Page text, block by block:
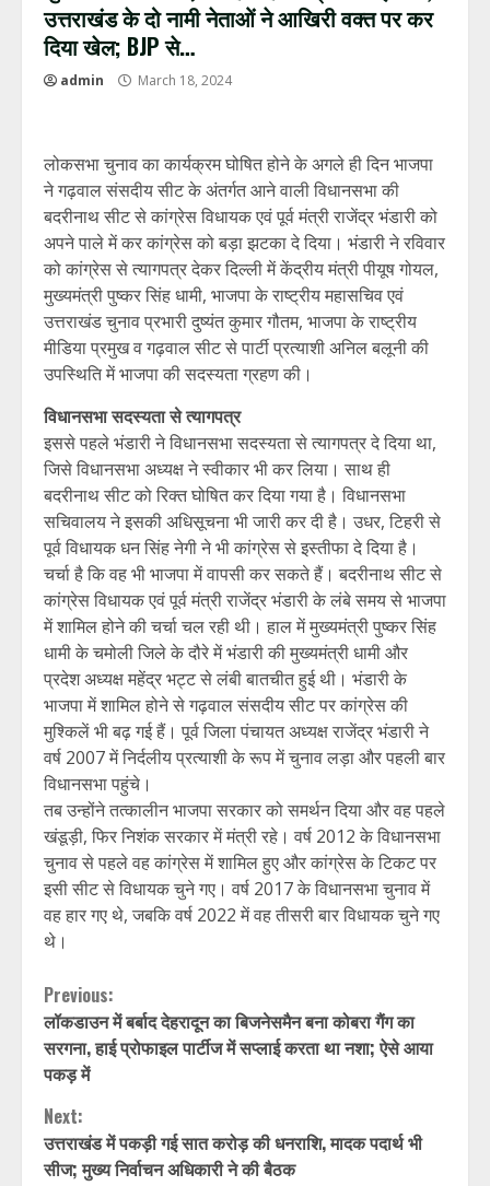
उत्तराखंड के दो नामी नेताओं ने आखिरी वक्त पर कर
दिया खेल; BJP से…
admin March 18, 2024
लोकसभा चुनाव का कार्यक्रम घोषित होने के अगले ही दिन भाजपा
ने गढ़वाल संसदीय सीट के अंतर्गत आने वाली विधानसभा की
बदरीनाथ सीट से कांग्रेस विधायक एवं पूर्व मंत्री राजेंद्र भंडारी को
अपने पाले में कर कांग्रेस को बड़ा झटका दे दिया। भंडारी ने रविवार
को कांग्रेस से त्यागपत्र देकर दिल्ली में केंद्रीय मंत्री पीयूष गोयल,
मुख्यमंत्री पुष्कर सिंह धामी, भाजपा के राष्ट्रीय महासचिव एवं
उत्तराखंड चुनाव प्रभारी दुष्यंत कुमार गौतम, भाजपा के राष्ट्रीय
मीडिया प्रमुख व गढ़वाल सीट से पार्टी प्रत्याशी अनिल बलूनी की
उपस्थिति में भाजपा की सदस्यता ग्रहण की।
विधानसभा सदस्यता से त्यागपत्र
इससे पहले भंडारी ने विधानसभा सदस्यता से त्यागपत्र दे दिया था,
जिसे विधानसभा अध्यक्ष ने स्वीकार भी कर लिया। साथ ही
बदरीनाथ सीट को रिक्त घोषित कर दिया गया है। विधानसभा
सचिवालय ने इसकी अधिसूचना भी जारी कर दी है। उधर, टिहरी से
पूर्व विधायक धन सिंह नेगी ने भी कांग्रेस से इस्तीफा दे दिया है।
चर्चा है कि वह भी भाजपा में वापसी कर सकते हैं। बदरीनाथ सीट से
कांग्रेस विधायक एवं पूर्व मंत्री राजेंद्र भंडारी के लंबे समय से भाजपा
में शामिल होने की चर्चा चल रही थी। हाल में मुख्यमंत्री पुष्कर सिंह
धामी के चमोली जिले के दौरे में भंडारी की मुख्यमंत्री धामी और
प्रदेश अध्यक्ष महेंद्र भट्ट से लंबी बातचीत हुई थी। भंडारी के
भाजपा में शामिल होने से गढ़वाल संसदीय सीट पर कांग्रेस की
मुश्किलें भी बढ़ गई हैं। पूर्व जिला पंचायत अध्यक्ष राजेंद्र भंडारी ने
वर्ष 2007 में निर्दलीय प्रत्याशी के रूप में चुनाव लड़ा और पहली बार
विधानसभा पहुंचे।
तब उन्होंने तत्कालीन भाजपा सरकार को समर्थन दिया और वह पहले
खंडूड़ी, फिर निशंक सरकार में मंत्री रहे। वर्ष 2012 के विधानसभा
चुनाव से पहले वह कांग्रेस में शामिल हुए और कांग्रेस के टिकट पर
इसी सीट से विधायक चुने गए। वर्ष 2017 के विधानसभा चुनाव में
वह हार गए थे, जबकि वर्ष 2022 में वह तीसरी बार विधायक चुने गए
थे।
Continue
Reading
Previous:
लॉकडाउन में बर्बाद देहरादून का बिजनेसमैन बना कोबरा गैंग का
सरगना, हाई प्रोफाइल पार्टीज में सप्‍लाई करता था नशा; ऐसे आया
पकड़ में
Next:
उत्तराखंड में पकड़ी गई सात करोड़ की धनराशि, मादक पदार्थ भी
सीज; मुख्य निर्वाचन अधिकारी ने की बैठक